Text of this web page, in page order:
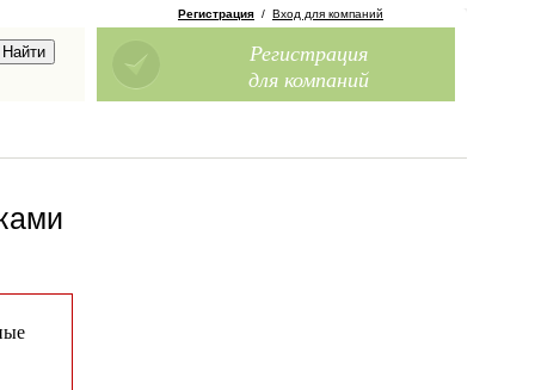
Регистрация / Вход для компаний
Регистрация
для компаний